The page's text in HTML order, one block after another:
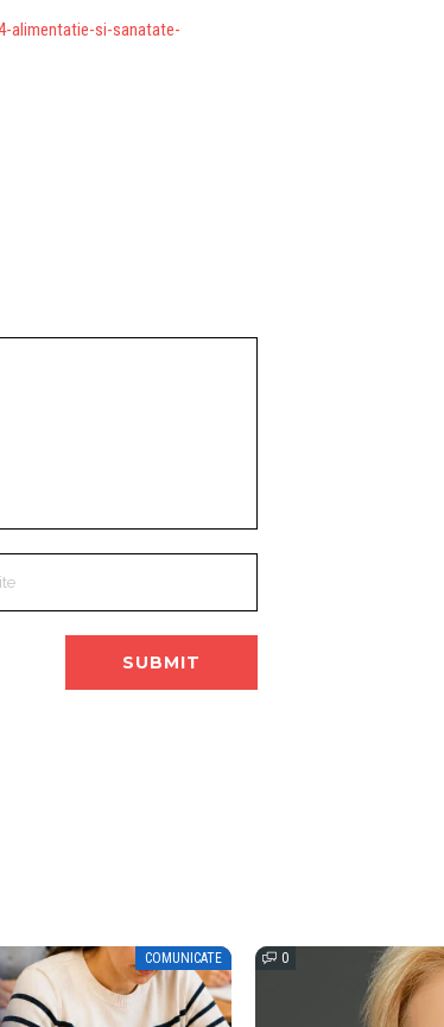
alimentatie-si-sanatate-
COMUNICATE 0